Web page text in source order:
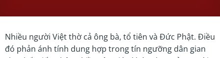
Nhiều người Việt thờ cả ông bà, tổ tiên và Đức Phật. Điều
đó phản ánh tính dung hợp trong tín ngưỡng dân gian